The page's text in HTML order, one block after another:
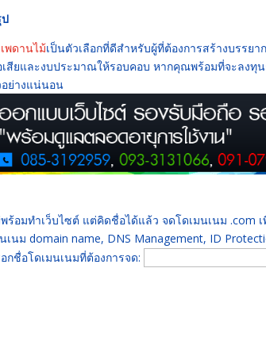
พดานไม้เป็นตัวเลือกที่ดีสำหรับผู้ที่ต้องการสร้างบรร
สียและงบประมาณให้รอบคอบ หากคุณพร้อมที่จะลงทุ
ย่างแน่นอน
ร้อมทำเว็บไซต์ แต่คิดชื่อได้แล้ว จดโดเมนเนม .com
เนม domain name, DNS Management, ID
กชื่อโดเมนเนมที่ต้องการจด: